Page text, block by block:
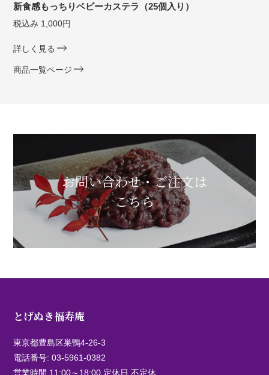
新食感もっちりベビーカステラ（25個入り）
税込み 1,000円
詳しく見る
商品一覧ページ
お問い合わせ・ご注文は
こちら
とげぬき福寿庵
東京都豊島区巣鴨4-26-3
電話番号:03-5961-0382
営業時間 11:00～18:00 定休日 不定休